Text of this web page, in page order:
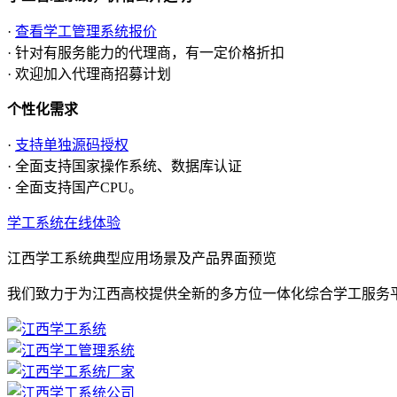
· 查看学工管理系统报价
· 针对有服务能力的代理商，有一定价格折扣
· 欢迎加入代理商招募计划
个性化需求
· 支持单独源码授权
· 全面支持国家操作系统、数据库认证
· 全面支持国产CPU。
学工系统在线体验
江西学工系统典型应用场景及产品界面预览
我们致力于为江西高校提供全新的多方位一体化综合学工服务